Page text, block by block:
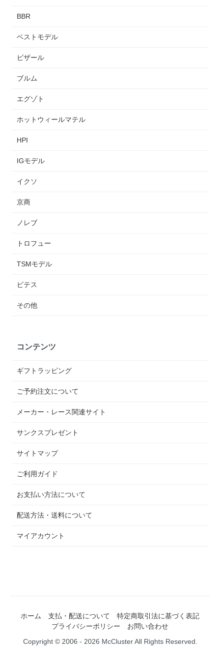
BBR
ベストモデル
ビザール
ブルム
エグゾト
ホットウィールマテル
HPI
IGモデル
イクソ
京商
ノレブ
トロフュー
TSMモデル
ビテス
その他
コンテンツ
ギフトラッピング
ご予約注文について
メーカー・レース関連サイト
サンクスプレゼント
サイトマップ
ご利用ガイド
お支払い方法について
配送方法・送料について
マイアカウント
ホーム 支払・配送について
特定商取引法に基づく表記
プライバシーポリシー
お問い合わせ
Copyright © 2006 - 2026 McCluster All Rights Reserved.